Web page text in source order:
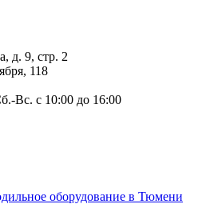
д. 9, стр. 2
118
Вс. с 10:00 до 16:00